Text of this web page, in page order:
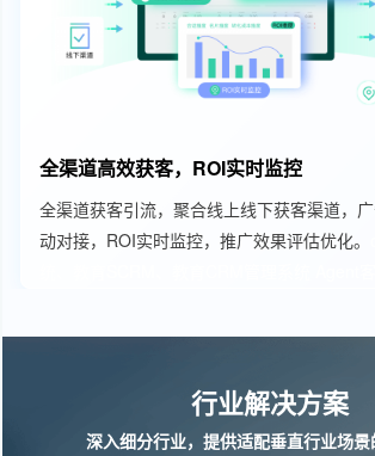
全渠道高效获客，ROI实时监控
全渠道获客引流，聚合线上线下获客渠道，
动对接，ROI实时监控，推广效果评估优化。
行业解决方案
深入细分行业，提供适配垂直行业场